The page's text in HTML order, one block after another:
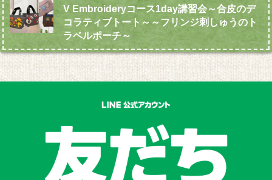
V Embroideryコース1day講習会～合皮のデ
コラティブトート～～フリンジ刺しゅうのト
ラベルポーチ～